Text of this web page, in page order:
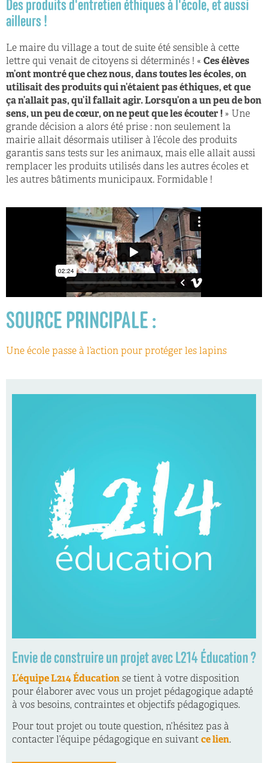
Des produits d'entretien éthiques à l'école, et aussi
ailleurs !
Le maire du village a tout de suite été sensible à cette
lettre qui venait de citoyens si déterminés ! « Ces élèves
m’ont montré que chez nous, dans toutes les écoles, on
utilisait des produits qui n’étaient pas éthiques, et que
ça n’allait pas, qu’il fallait agir. Lorsqu’on a un peu de bon
sens, un peu de cœur, on ne peut que les écouter ! » Une
grande décision a alors été prise : non seulement la
mairie allait désormais utiliser à l’école des produits
garantis sans tests sur les animaux, mais elle allait aussi
remplacer les produits utilisés dans les autres écoles et
les autres bâtiments municipaux. Formidable !
SOURCE PRINCIPALE :
Une école passe à l’action pour protéger les lapins
Envie de construire un projet avec L214 Éducation ?
L’équipe L214 Éducation se tient à votre disposition
pour élaborer avec vous un projet pédagogique adapté
à vos besoins, contraintes et objectifs pédagogiques.
Pour tout projet ou toute question, n’hésitez pas à
contacter l’équipe pédagogique en suivant ce lien.